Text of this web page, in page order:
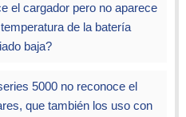
el cargador pero no aparece
de la batería
baja?
5000 no reconoce el
que también los uso con